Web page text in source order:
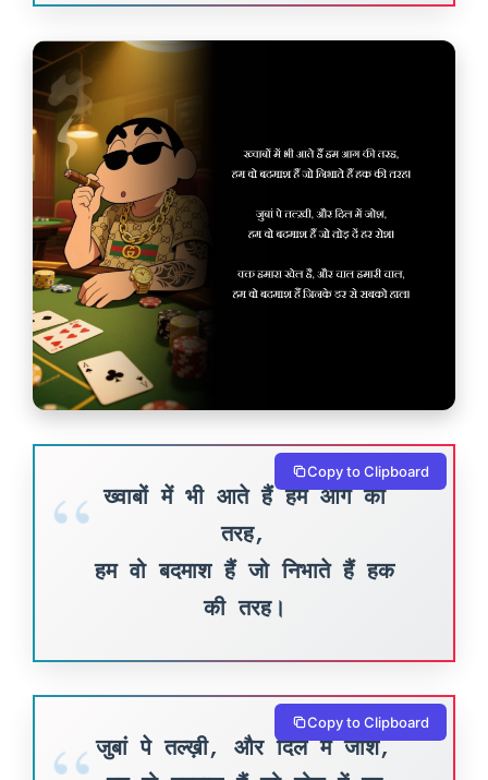
ख्वाबों में भी आते हैं हम आग की
तरह,
हम वो बदमाश हैं जो निभाते हैं हक
की तरह।
Copy to Clipboard
जुबां पे तल्ख़ी, और दिल में जोश,
Copy to Clipboard